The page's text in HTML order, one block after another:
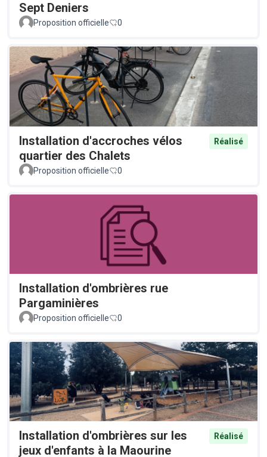
Sept Deniers
Proposition officielle 0
Installation d'accroches vélos
quartier des Chalets
Réalisé
Proposition officielle 0
Installation d'ombrières rue
Pargaminières
Proposition officielle 0
Installation d'ombrières sur les
jeux d'enfants à la Maourine
Réalisé